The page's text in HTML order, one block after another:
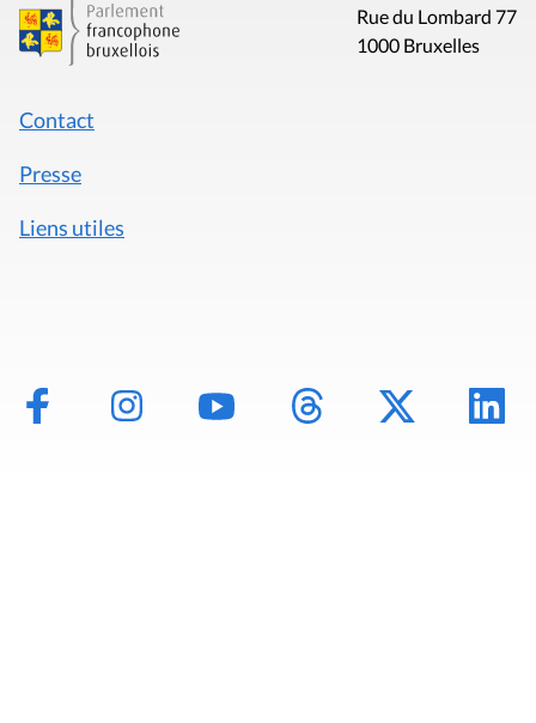
Rue du Lombard 77
1000 Bruxelles
Contact
Presse
Liens utiles